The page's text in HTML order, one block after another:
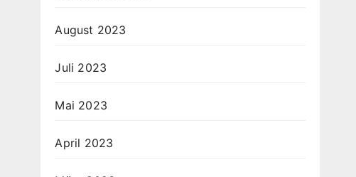
August 2023
Juli 2023
Mai 2023
April 2023